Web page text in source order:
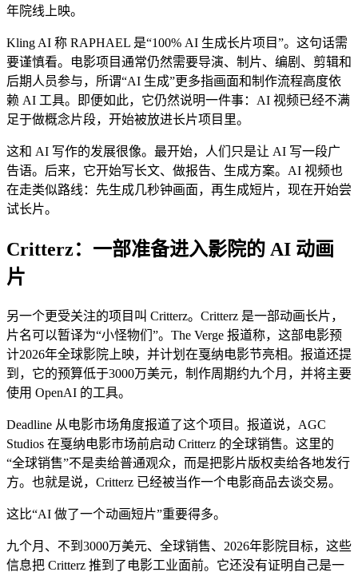
年院线上映。
Kling AI 称 RAPHAEL 是“100% AI 生成长片项目”。这句话需
要谨慎看。电影项目通常仍然需要导演、制片、编剧、剪辑和
后期人员参与，所谓“AI 生成”更多指画面和制作流程高度依
赖 AI 工具。即便如此，它仍然说明一件事：AI 视频已经不满
足于做概念片段，开始被放进长片项目里。
这和 AI 写作的发展很像。最开始，人们只是让 AI 写一段广
告语。后来，它开始写长文、做报告、生成方案。AI 视频也
在走类似路线：先生成几秒钟画面，再生成短片，现在开始尝
试长片。
Critterz：一部准备进入影院的 AI 动画
片
另一个更受关注的项目叫 Critterz。Critterz 是一部动画长片，
片名可以暂译为“小怪物们”。The Verge 报道称，这部电影预
计2026年全球影院上映，并计划在戛纳电影节亮相。报道还提
到，它的预算低于3000万美元，制作周期约九个月，并将主要
使用 OpenAI 的工具。
Deadline 从电影市场角度报道了这个项目。报道说，AGC
Studios 在戛纳电影市场前启动 Critterz 的全球销售。这里的
“全球销售”不是卖给普通观众，而是把影片版权卖给各地发行
方。也就是说，Critterz 已经被当作一个电影商品去谈交易。
这比“AI 做了一个动画短片”重要得多。
九个月、不到3000万美元、全球销售、2026年影院目标，这些
信息把 Critterz 推到了电影工业面前。它还没有证明自己是一